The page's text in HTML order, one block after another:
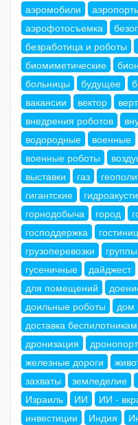
аэромобили
аэрофотосъемка
безработица и роботы
биомиметические
больницы
будущее
вакансии
вектор
внедрения роботов
водородные
военные
военные роботы
выставки
газ
гигантские
горнодобыча
город
господдержка
грузоперевозки
гусеничные
дайджест
для помещений
доильные роботы
дом
доставка
дронизация
железные дороги
захваты
земледелие
Израиль
ИИ ИИ -
инвестиции
Индия